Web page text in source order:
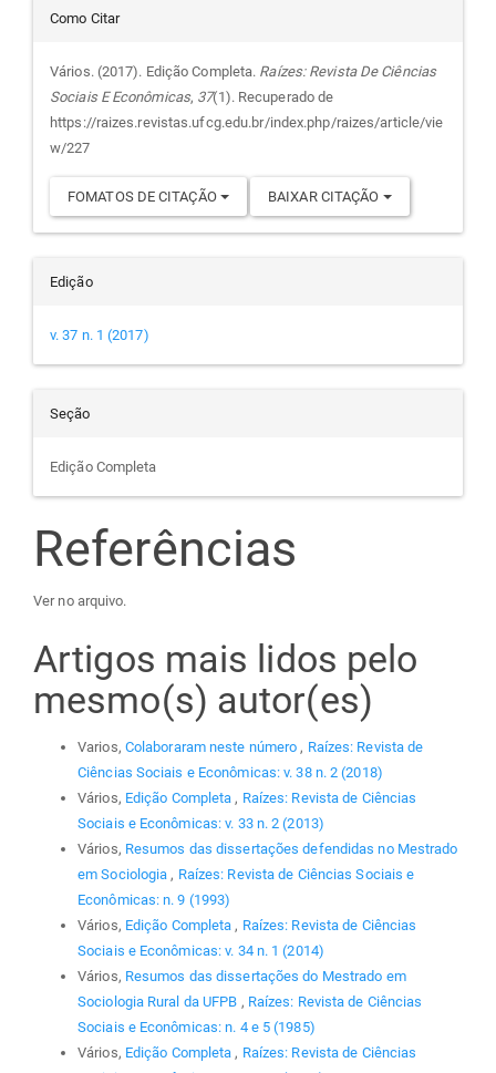
principal
Detalhes
do
artigo
Como Citar
Vários. (2017). Edição Completa. Raízes: Revista De Ciências
Sociais E Econômicas, 37(1). Recuperado de
https://raizes.revistas.ufcg.edu.br/index.php/raizes/article/vie
w/227
FOMATOS DE CITAÇÃO BAIXAR CITAÇÃO
Edição
v. 37 n. 1 (2017)
Seção
Edição Completa
Referências
Ver no arquivo.
Artigos mais lidos pelo
mesmo(s) autor(es)
Varios, Colaboraram neste número , Raízes: Revista de
Ciências Sociais e Econômicas: v. 38 n. 2 (2018)
Vários, Edição Completa , Raízes: Revista de Ciências
Sociais e Econômicas: v. 33 n. 2 (2013)
Vários, Resumos das dissertações defendidas no Mestrado
em Sociologia , Raízes: Revista de Ciências Sociais e
Econômicas: n. 9 (1993)
Vários, Edição Completa , Raízes: Revista de Ciências
Sociais e Econômicas: v. 34 n. 1 (2014)
Vários, Resumos das dissertações do Mestrado em
Sociologia Rural da UFPB , Raízes: Revista de Ciências
Sociais e Econômicas: n. 4 e 5 (1985)
Vários, Edição Completa , Raízes: Revista de Ciências